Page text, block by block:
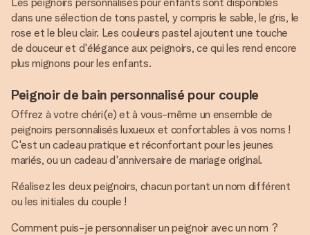
dans une sélection de tons pastel, y compris le sable, le gris, le
rose et le bleu clair. Les couleurs pastel ajoutent une touche
de douceur et d'élégance aux peignoirs, ce qui les rend encore
plus mignons pour les enfants.
Peignoir de bain personnalisé pour couple
Offrez à votre chéri(e) et à vous-même un ensemble de
peignoirs personnalisés luxueux et confortables à vos noms !
C'est un cadeau pratique et réconfortant pour les jeunes
mariés, ou un cadeau d'anniversaire de mariage original.
Réalisez les deux peignoirs, chacun portant un nom différent
ou les initiales du couple !
Comment puis-je personnaliser un peignoir avec un nom ?